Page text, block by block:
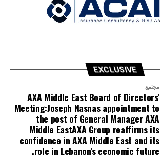
EXCLUSIVE
مجتمع
AXA Middle East Board of Directors’
Meeting:Joseph Nasnas appointment to
the post of General Manager AXA
Middle EastAXA Group reaffirms its
confidence in AXA Middle East and its
role in Lebanon’s economic future.